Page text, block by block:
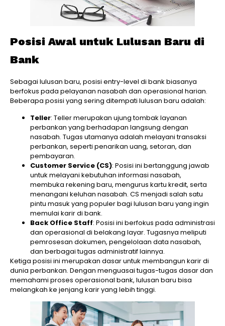
Posisi Awal untuk Lulusan Baru di
Bank
Sebagai lulusan baru, posisi entry-level di bank biasanya
berfokus pada pelayanan nasabah dan operasional harian.
Beberapa posisi yang sering ditempati lulusan baru adalah:
Teller: Teller merupakan ujung tombak layanan
perbankan yang berhadapan langsung dengan
nasabah. Tugas utamanya adalah melayani transaksi
perbankan, seperti penarikan uang, setoran, dan
pembayaran.
Customer Service (CS): Posisi ini bertanggung jawab
untuk melayani kebutuhan informasi nasabah,
membuka rekening baru, mengurus kartu kredit, serta
menangani keluhan nasabah. CS menjadi salah satu
pintu masuk yang populer bagi lulusan baru yang ingin
memulai karir di bank.
Back Office Staff: Posisi ini berfokus pada administrasi
dan operasional di belakang layar. Tugasnya meliputi
pemrosesan dokumen, pengelolaan data nasabah,
dan berbagai tugas administratif lainnya.
Ketiga posisi ini merupakan dasar untuk membangun karir di
dunia perbankan. Dengan menguasai tugas-tugas dasar dan
memahami proses operasional bank, lulusan baru bisa
melangkah ke jenjang karir yang lebih tinggi.